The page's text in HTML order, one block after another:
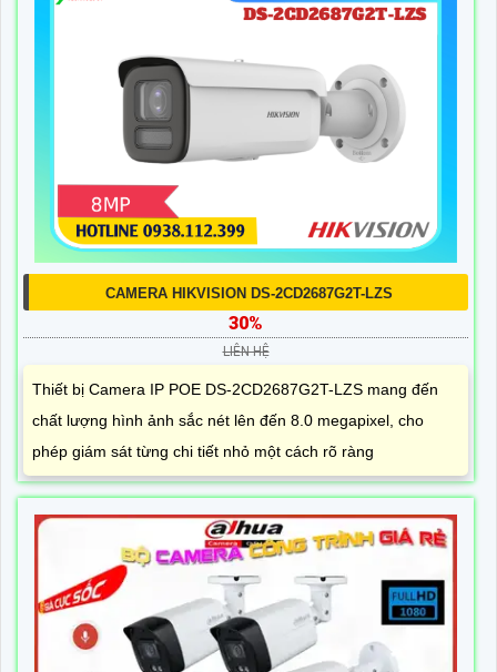
CAMERA HIKVISION DS-2CD2687G2T-LZS
30%
LIÊN HỆ
Thiết bị Camera IP POE DS-2CD2687G2T-LZS mang đến
chất lượng hình ảnh sắc nét lên đến 8.0 megapixel, cho
phép giám sát từng chi tiết nhỏ một cách rõ ràng